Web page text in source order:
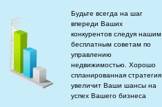
Будьте всегда на шаг
впереди Ваших
конкурентов следуя нашим
бесплатным советам по
управлению
недвижимостью. Хорошо
спланированная стратегия
увеличит Ваши шансы на
успех Вашего бизнеса